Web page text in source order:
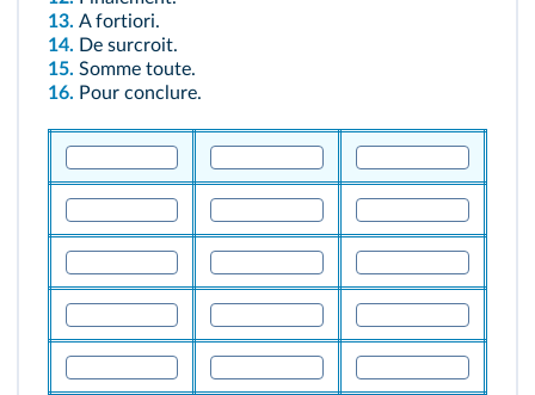
13. A fortiori.
14. De surcroit.
15. Somme toute.
16. Pour conclure.